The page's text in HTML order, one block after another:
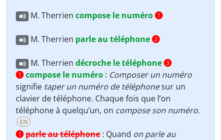
M. Therrien compose le numéro 1
M. Therrien parle au téléphone 2
M. Therrien décroche le téléphone 3
1
compose le numéro : Composer un numéro
signifie taper un numéro de téléphonesur un
clavier de téléphone. Chaque fois que l’on
téléphone à quelqu’un, on compose son numéro.
EN
1 parle au téléphone : Quand on parle au